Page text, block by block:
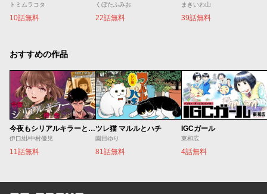
トミムラコタ
10話無料
くぼたふみお
22話無料
まきいわ山
39話無料
おすすめの作品
今夜もシリアルキラーと待ち合わせ
伊口紺/中村優児
11話無料
ツレ猫 マルルとハチ
園田ゆり
81話無料
IGCガール
東和広
4話無料